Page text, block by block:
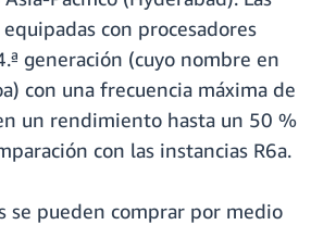
con procesadores
generación (cuyo nombre en
con una frecuencia máxima de
un rendimiento hasta un 50 %
con las instancias R6a.
se pueden comprar por medio